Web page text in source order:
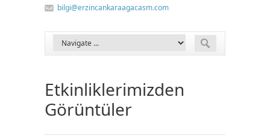
bilgi@erzincankaraagacasm.com
Etkinliklerimizden
Görüntüler